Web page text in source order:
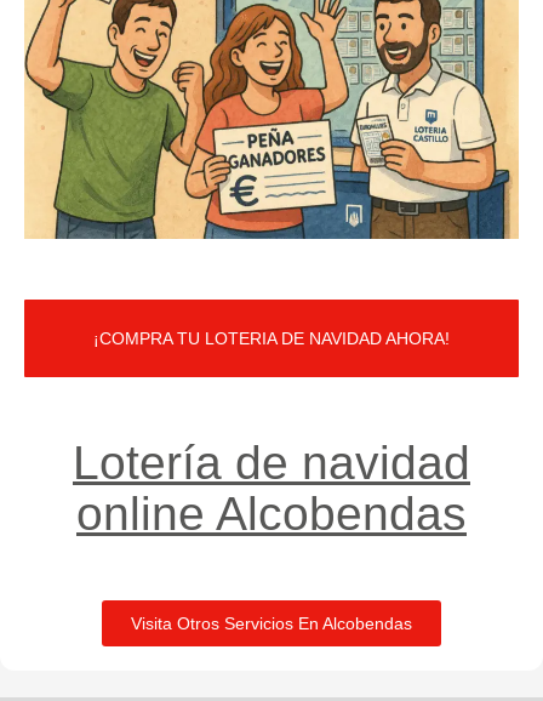
¡COMPRA TU LOTERIA DE NAVIDAD AHORA!
Lotería de navidad
online Alcobendas
Visita Otros Servicios En Alcobendas